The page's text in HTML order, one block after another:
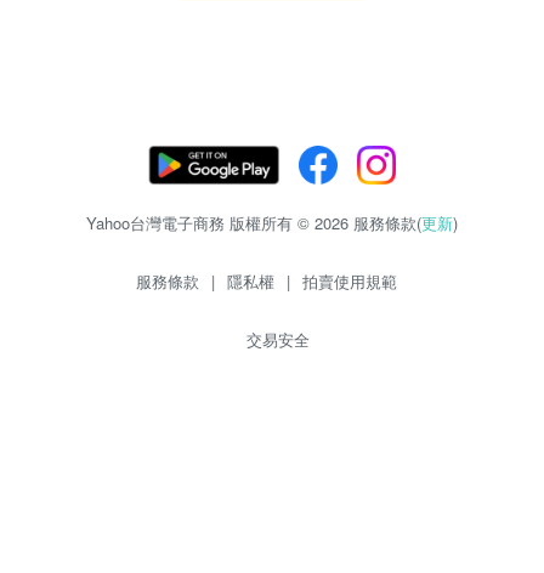
Yahoo台灣電子商務 版權所有 © 2026 服務條款(更新)
服務條款 | 隱私權 | 拍賣使用規範
交易安全